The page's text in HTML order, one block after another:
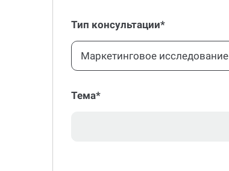
Тип консультации*
Маркетинговое исследование
Тема*